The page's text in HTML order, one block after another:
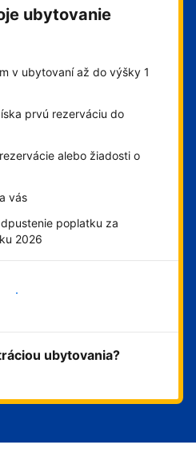
ubytovanie
v ubytovaní až do výšky 1
prvú rezerváciu do
alebo žiadosti o
vás
poplatku za
2026
ubytovania?